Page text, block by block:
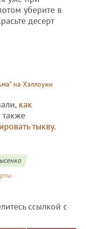
уберите в
десерт
на Хэллоуин
как
также
тыкву.
ссылкой с